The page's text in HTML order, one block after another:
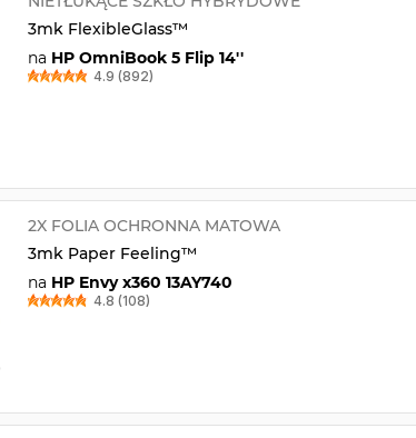
3mk FlexibleGlass™
na HP OmniBook 5 Flip 14''
4.9 (892)
2X FOLIA OCHRONNA MATOWA
3mk Paper Feeling™
na HP Envy x360 13AY740
4.8 (108)